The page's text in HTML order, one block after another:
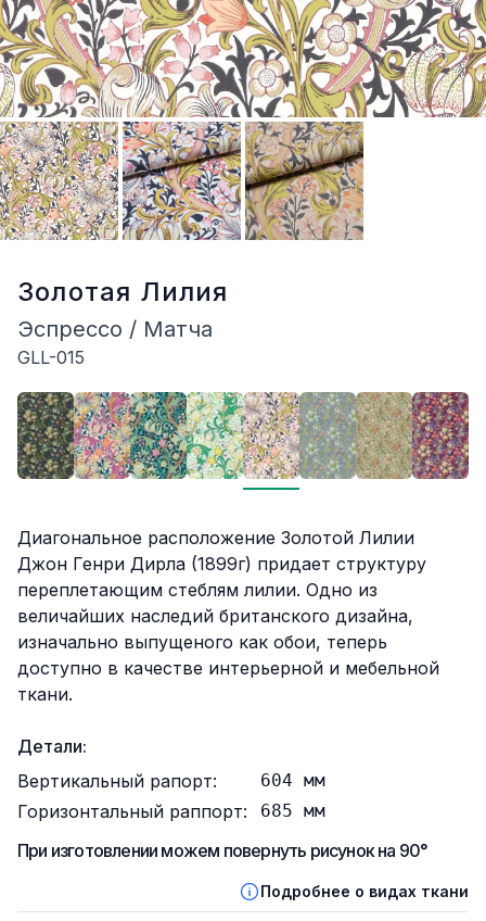
Золотая Лилия
Эспрессо / Матча
GLL-015
Описание
Диагональное расположение Золотой Лилии
Джон Генри Дирла (1899г) придает структуру
переплетающим стеблям лилии. Одно из
величайших наследий британского дизайна,
изначально выпущеного как обои, теперь
доступно в качестве интерьерной и мебельной
ткани.
Детали:
Вертикальный рапорт:
604 мм
Горизонтальный раппорт: 685 мм
При изготовлении можем повернуть рисунок на 90°
Подробнее о видах ткани